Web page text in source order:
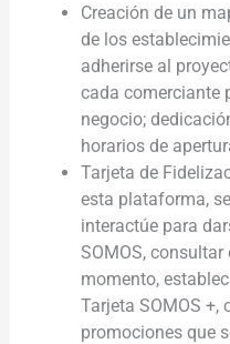
Creación de un
de los
adherirse al
cada comerciante
negocio;
horarios de
Tarjeta de
esta plataforma,
interactúe para
SOMOS,
momento,
Tarjeta SOMOS +,
promociones que